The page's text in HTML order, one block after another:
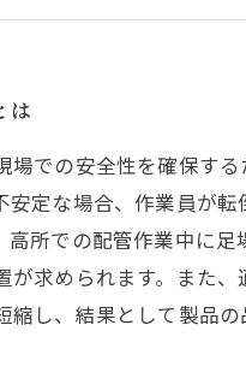
業界の未来を支え
は
での安全性を確保す
定な場合、作業員が
所での配管作業中に
求められます。また
し、結果として製品